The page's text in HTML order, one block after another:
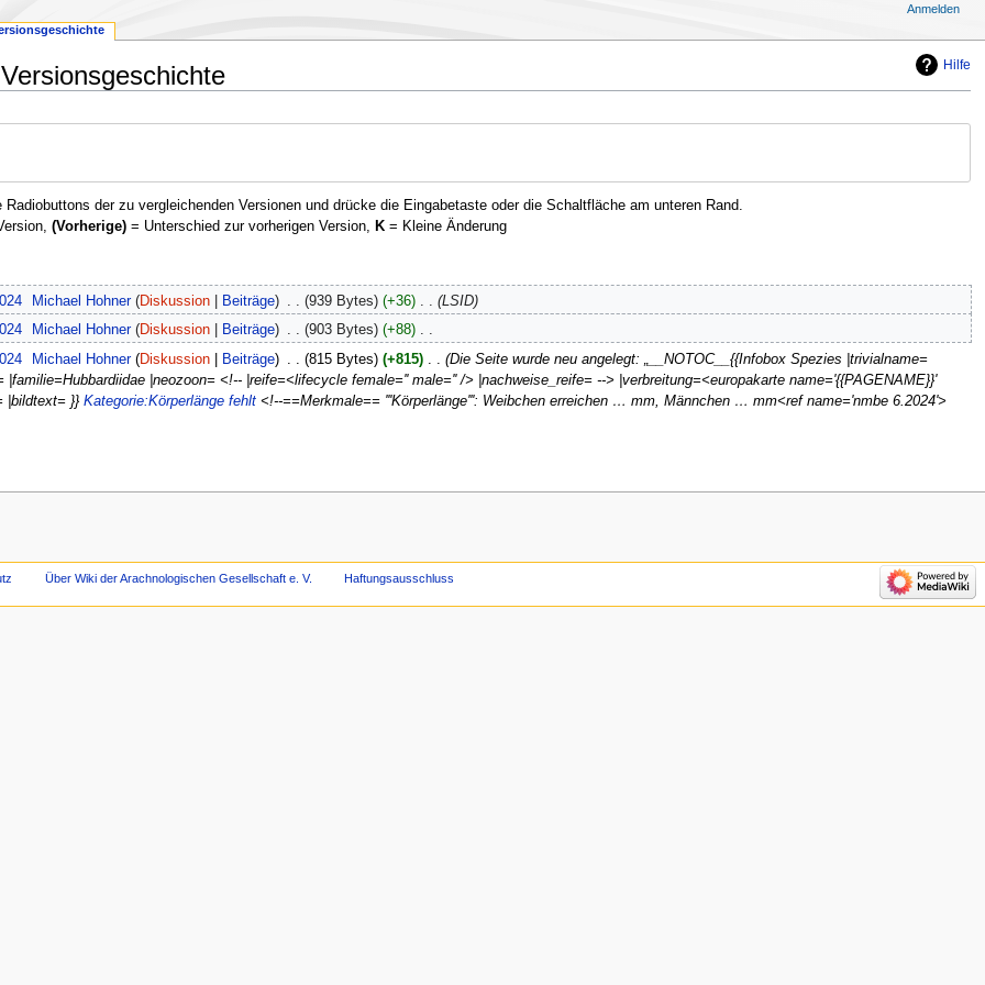
Hilfe
der zu vergleichenden Versionen und drücke die Eingabetaste oder die Schaltfläche am unteren Rand.
(Vorherige)= Unterschied zur vorherigen Version, K= Kleine Änderung
‎ Michael Hohner Diskussion Beiträge 939 Bytes +36 ‎ LSID
‎ Michael Hohner Diskussion Beiträge 903 Bytes +88 ‎
‎ Michael Hohner Diskussion Beiträge 815 Bytes +815 ‎
Die Seite wurde neu angelegt: „__NOTOC__{{Infobox Spezies |trivialname=
|familie=Hubbardiidae |neozoon= <!-- |reife=<lifecycle female='' male='' /> |nachweise_reife= --> |verbreitung=<europakarte name='{{PAGENAME}}'
|bildtext= }} Kategorie:Körperlänge fehlt<!--==Merkmale== '''Körperlänge''': Weibchen erreichen … mm, Männchen … mm<ref name='nmbe 6.2024'>
Anmelden
Über Wiki der Arachnologischen Gesellschaft e. V. Haftungsausschluss